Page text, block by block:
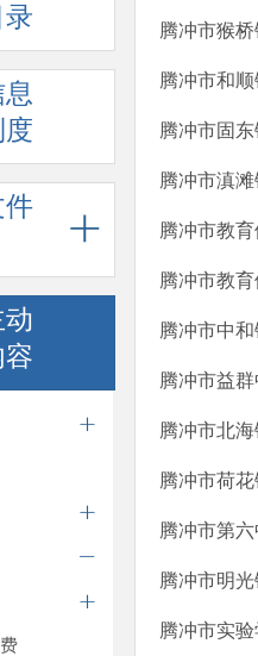
件
腾冲市猴
腾冲市和
腾冲市固
腾冲市滇
腾冲市教
腾冲市教
腾冲市中
腾冲市益
腾冲市北
腾冲市荷
腾冲市第
腾冲市明
腾冲市实